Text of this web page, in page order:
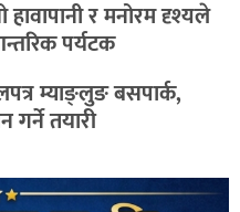
हावापानी र मनोरम दृश्यले
पर्यटक
म्याङ्लुङ बसपार्क,
गर्ने तयारी